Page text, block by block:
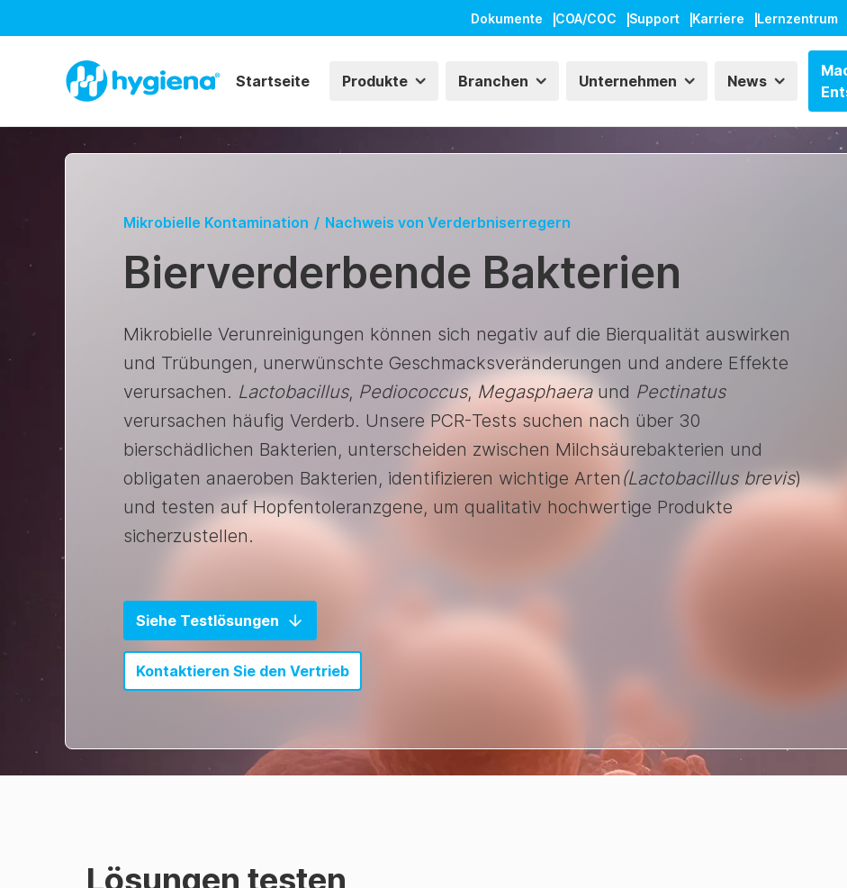
Dokumente COA/COC Support Karriere Lernzentrum
Startseite Produkte Branchen Unternehmen News
Mikrobielle Kontamination / Nachweis von Verderbniserregern
Bierverderbende Bakterien
Mikrobielle Verunreinigungen können sich negativ auf die Bierqualität auswirken
und Trübungen, unerwünschte Geschmacksveränderungen und andere Effekte
verursachen. Lactobacillus, Pediococcus, Megasphaeraund Pectinatus
verursachen häufig Verderb. Unsere PCR-Tests suchen nach über 30
bierschädlichen Bakterien, unterscheiden zwischen Milchsäurebakterien und
obligaten anaeroben Bakterien, identifizieren wichtige Arten (Lactobacillus brevis)
und testen auf Hopfentoleranzgene, um qualitativ hochwertige Produkte
sicherzustellen.
Siehe Testlösungen
Kontaktieren Sie den Vertrieb
Lösungen testen